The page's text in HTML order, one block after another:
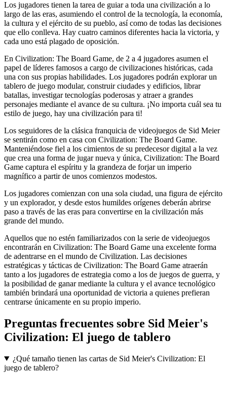
Los jugadores tienen la tarea de guiar a toda una civilización a lo
largo de las eras, asumiendo el control de la tecnología, la economía,
la cultura y el ejército de su pueblo, así como de todas las decisiones
que ello conlleva. Hay cuatro caminos diferentes hacia la victoria, y
cada uno está plagado de oposición.
En Civilization: The Board Game, de 2 a 4 jugadores asumen el
papel de líderes famosos a cargo de civilizaciones históricas, cada
una con sus propias habilidades. Los jugadores podrán explorar un
tablero de juego modular, construir ciudades y edificios, librar
batallas, investigar tecnologías poderosas y atraer a grandes
personajes mediante el avance de su cultura. ¡No importa cuál sea tu
estilo de juego, hay una civilización para ti!
Los seguidores de la clásica franquicia de videojuegos de Sid Meier
se sentirán como en casa con Civilization: The Board Game.
Manteniéndose fiel a los cimientos de su predecesor digital a la vez
que crea una forma de jugar nueva y única, Civilization: The Board
Game captura el espíritu y la grandeza de forjar un imperio
magnífico a partir de unos comienzos modestos.
Los jugadores comienzan con una sola ciudad, una figura de ejército
y un explorador, y desde estos humildes orígenes deberán abrirse
paso a través de las eras para convertirse en la civilización más
grande del mundo.
Aquellos que no estén familiarizados con la serie de videojuegos
encontrarán en Civilization: The Board Game una excelente forma
de adentrarse en el mundo de Civilization. Las decisiones
estratégicas y tácticas de Civilization: The Board Game atraerán
tanto a los jugadores de estrategia como a los de juegos de guerra, y
la posibilidad de ganar mediante la cultura y el avance tecnológico
también brindará una oportunidad de victoria a quienes prefieran
centrarse únicamente en su propio imperio.
Preguntas frecuentes sobre Sid Meier's
Civilization: El juego de tablero
¿Qué tamaño tienen las cartas de Sid Meier's Civilization: El
juego de tablero?